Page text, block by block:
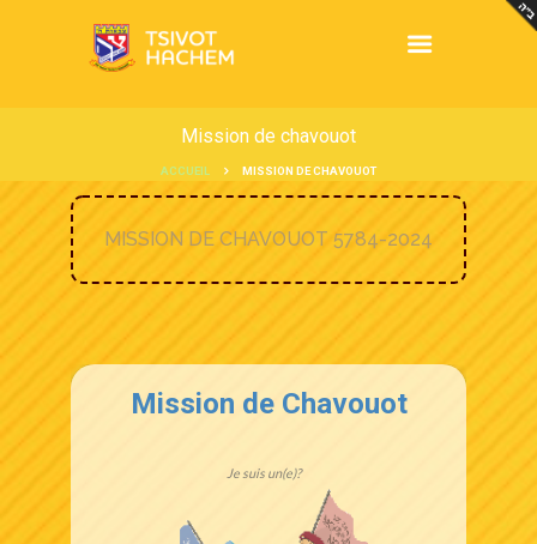
Mission de chavouot
ACCUEIL MISSION DE CHAVOUOT
MISSION DE CHAVOUOT 5784-2024
Mission de Chavouot
Je suis un(e)?